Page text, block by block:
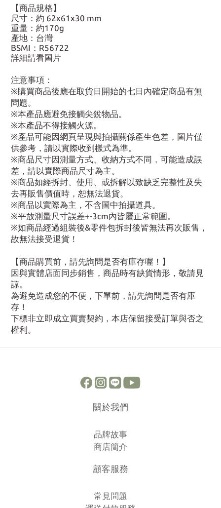
【商品規格】
尺寸：約 62x61x30 mm
重量：約170g
產地：台灣
BSMI：R56722
詳細請看圖片
注意事項：
※購買商品後應在取貨日開始的七日內確定商品有無
問題。
※本產品應避免接觸尖銳物品。
※本產品不得接觸火源。
※產品可能因網頁呈現與拍攝關係產生色差，圖片僅
供參考，請以實際收到樣式為準。
※商品尺寸因測量方式、收納方式不同，可能造成誤
差，請以實際商品尺寸為主。
※商品如經拆封、使用、或拆解以致缺乏完整性及失
去再販售價值時，恕無法退貨。
※商品以實際為主，不含圖中拍攝道具。
※平放測量尺寸誤差+-3cm內皆屬正常範圍。
※如商品經過組裝後&零件包拆封後皆無法再次販售，
故無法接受退貨！
【商品購買前，請先詢問是否有庫存喔！】
因與實體店面同步銷售，商品時有缺貨情形，敬請見
諒。
為避免造成您的不便，下單前，請先詢問是否有庫
存！
下標非立即成立買賣契約，本店保留接受訂單與否之
權利。
關於我們
品牌故事
商店簡介
顧客服務
常見問題